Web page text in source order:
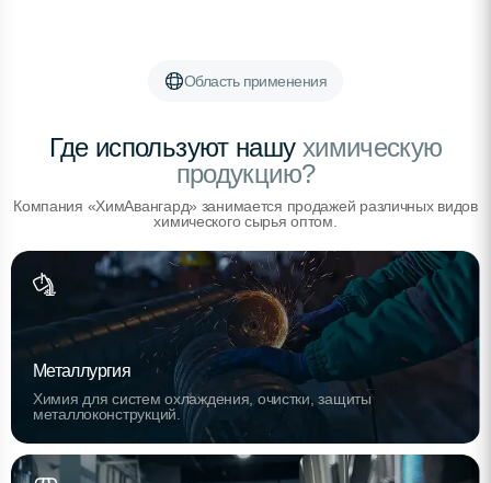
Область применения
Где используют нашухимическую
продукцию?
Компания «ХимАвангард» занимается продажей различных видов
химического сырья оптом.
Металлургия
Химия для систем охлаждения, очистки, защиты
металлоконструкций.